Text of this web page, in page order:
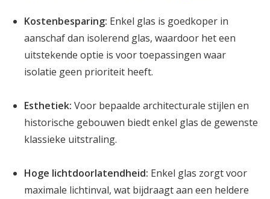
Kostenbesparing: Enkel glas is goedkoper in
aanschaf dan isolerend glas, waardoor het een
uitstekende optie is voor toepassingen waar
isolatie geen prioriteit heeft.
Esthetiek: Voor bepaalde architecturale stijlen en
historische gebouwen biedt enkel glas de gewenste
klassieke uitstraling.
Hoge lichtdoorlatendheid: Enkel glas zorgt voor
maximale lichtinval, wat bijdraagt aan een heldere